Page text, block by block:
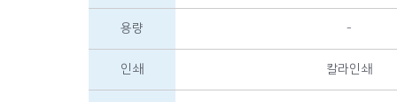
용량 -
인쇄 칼라인쇄